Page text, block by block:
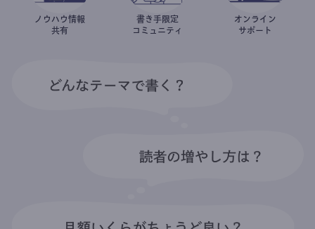
ノウハウ情報
共有
書き手限定
コミュニティ
オンライン
サポート